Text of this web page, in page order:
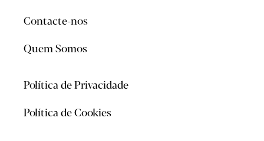
Contacte-nos
Quem Somos
Política de Privacidade
Política de Cookies